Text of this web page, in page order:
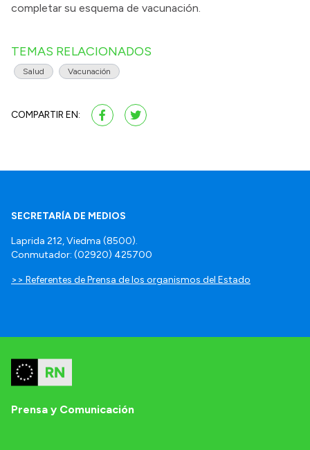
completar su esquema de vacunación.
TEMAS RELACIONADOS
Salud Vacunación
COMPARTIR EN:
SECRETARÍA DE MEDIOS
Laprida 212, Viedma (8500).
Conmutador: (02920) 425700
>> Referentes de Prensa de los organismos del Estado
Prensa y Comunicación